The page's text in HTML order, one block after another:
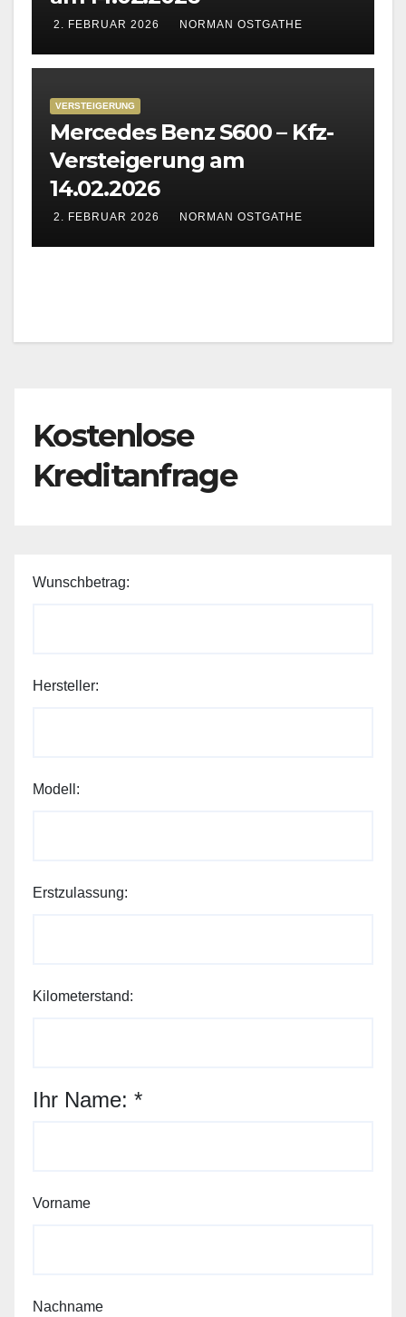
2. FEBRUAR 2026 NORMAN OSTGATHE
VERSTEIGERUNG
Mercedes Benz S600 – Kfz-
Versteigerung am
14.02.2026
2. FEBRUAR 2026 NORMAN OSTGATHE
Kostenlose
Kreditanfrage
Wunschbetrag:
Ihr
Hersteller:
Modell:
Erstzulassung:
Kilometerstand:
Ihr Name: *
Vorname
Nachname